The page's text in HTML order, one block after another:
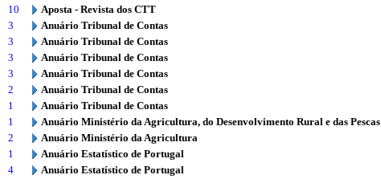
10
Aposta - Revista dos CTT
3
Anuário Tribunal de Contas
3
Anuário Tribunal de Contas
3
Anuário Tribunal de Contas
3
Anuário Tribunal de Contas
2
Anuário Tribunal de Contas
1
Anuário Tribunal de Contas
1
Anuário Ministério da Agricultura, do Desenvolvimento Rural e das Pescas
2
Anuário Ministério da Agricultura
1
Anuário Estatístico de Portugal
4
Anuário Estatístico de Portugal